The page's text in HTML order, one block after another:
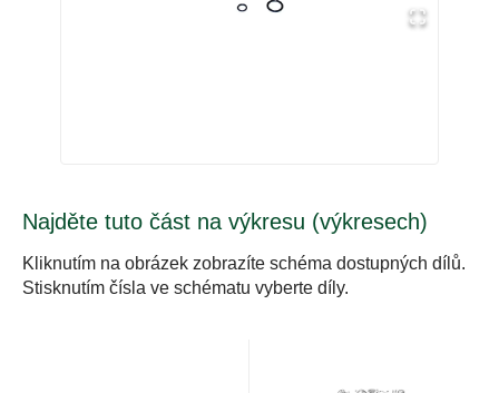
Najděte tuto část na výkresu (výkresech)
Kliknutím na obrázek zobrazíte schéma dostupných dílů.
Stisknutím čísla ve schématu vyberte díly.